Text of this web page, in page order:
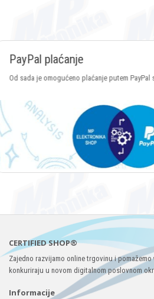
PayPal plaćanje
Od sada je omogućeno plaćanje putem
CERTIFIED SHOP®
Zajedno razvijamo online trgovinu i
konkuriraju u novom digitalnom poslovnom
Informacije